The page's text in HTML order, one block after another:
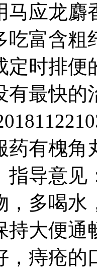
马应龙麝
吃富含粗
定时排便
有最快
药有槐角
指导意见
，多喝水
大便通
，痔疮的